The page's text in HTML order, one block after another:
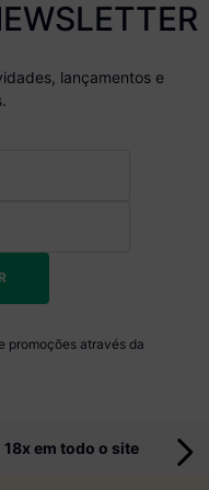
lançamentos e
promoções através da
18x em todo o site